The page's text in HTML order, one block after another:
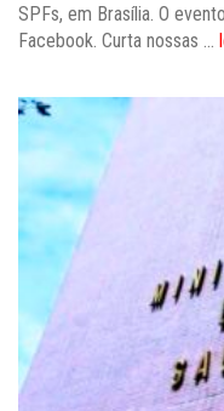
SPFs, em Brasília. O
Facebook. Curta nossas ...